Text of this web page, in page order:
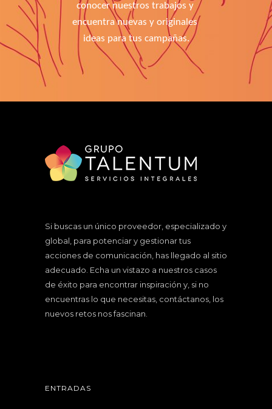
conocer nuestros trabajos y
encuentra nuevas y originales
ideas para tus campañas.
Si buscas un único proveedor, especializado y
global, para potenciar y gestionar tus
acciones de comunicación, has llegado al sitio
adecuado. Echa un vistazo a nuestros casos
de éxito para encontrar inspiración y, si no
encuentras lo que necesitas, contáctanos, los
nuevos retos nos fascinan.
ENTRADAS